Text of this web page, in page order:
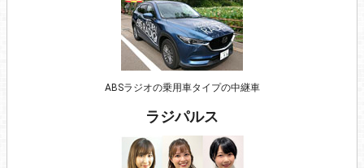
ABSラジオの乗用車タイプの中継車
ラジパルス